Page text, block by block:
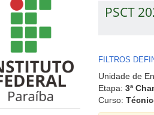
PSCT
FILTROS
Unidade de
Etapa: 3ª
Curso: